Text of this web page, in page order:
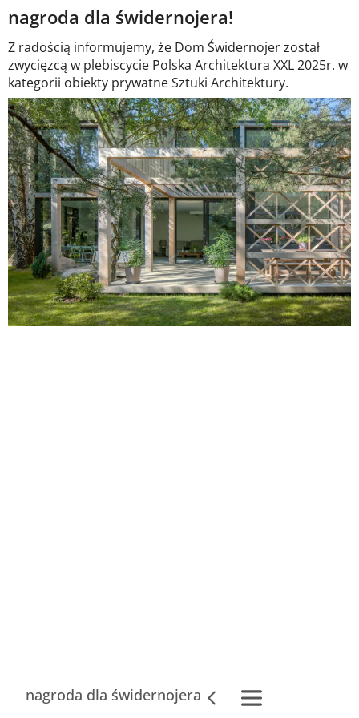
nagroda dla świdernojera
nagroda dla świdernojera!
Z radością informujemy, że Dom Świdernojer został
zwycięzcą w plebiscycie Polska Architektura XXL 2025r. w
kategorii obiekty prywatne Sztuki Architektury.